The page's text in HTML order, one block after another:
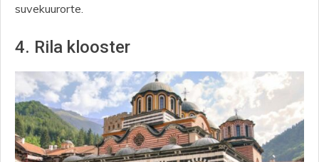
suvekuurorte.
4. Rila klooster